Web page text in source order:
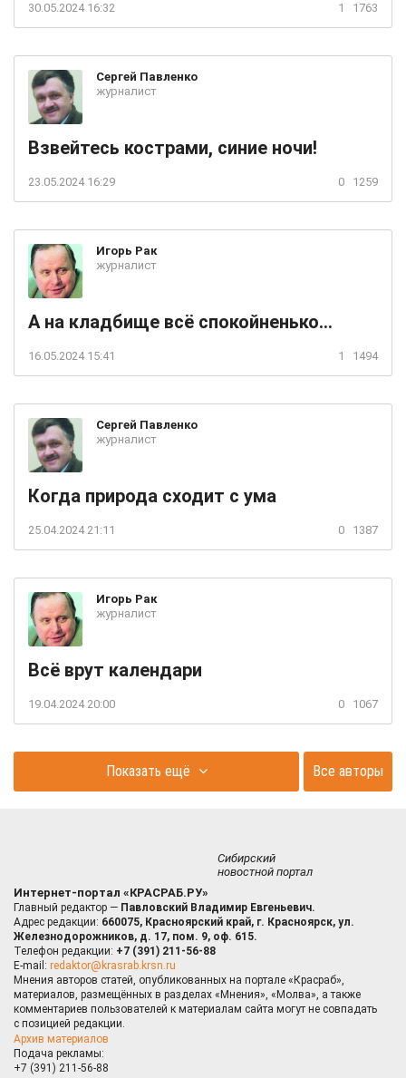
30.05.2024 16:32 1 1763
Сергей Павленко
журналист
Взвейтесь кострами, синие ночи!
23.05.2024 16:29 0 1259
Игорь Рак
журналист
А на кладбище всё спокойненько...
16.05.2024 15:41 1 1494
Сергей Павленко
журналист
Когда природа сходит с ума
25.04.2024 21:11 0 1387
Игорь Рак
журналист
Всё врут календари
19.04.2024 20:00 0 1067
Показать ещё Все авторы
Сибирский
новостной портал
Интернет-портал «КРАСРАБ.РУ»
Главный редактор — Павловский Владимир Евгеньевич.
Адрес редакции: 660075, Красноярский край, г. Красноярск, ул.
Железнодорожников, д. 17, пом. 9, оф. 615.
Телефон редакции: +7 (391) 211-56-88
E-mail: redaktor@krasrab.krsn.ru
Мнения авторов статей, опубликованных на портале «Красраб»,
материалов, размещённых в разделах «Мнения», «Молва», а также
комментариев пользователей к материалам сайта могут не совпадать
с позицией редакции.
Архив материалов
Подача рекламы:
+7 (391) 211-56-88